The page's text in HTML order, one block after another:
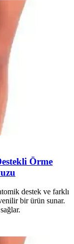
Örme
destek ve farklı
bir ürün sunar.